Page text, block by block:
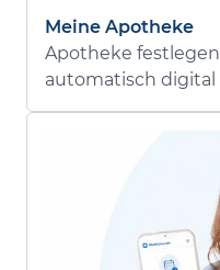
Meine Apotheke
Apotheke
automatisch